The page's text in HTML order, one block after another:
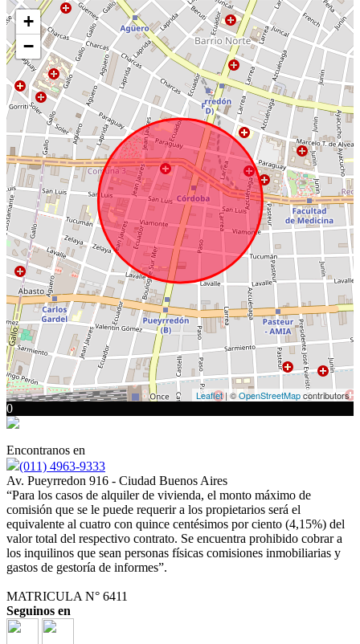
+
−
Leaflet| ©OpenStreetMapcontributors
0
Encontranos en
(011) 4963-9333
Av. Pueyrredon 916 - Ciudad Buenos Aires
“Para los casos de alquiler de vivienda, el monto máximo de
comisión que se le puede requerir a los propietarios será el
equivalente al cuatro con quince centésimos por ciento (4,15%) del
valor total del respectivo contrato. Se encuentra prohibido cobrar a
los inquilinos que sean personas físicas comisiones inmobiliarias y
gastos de gestoría de informes”.
MATRICULA N° 6411
Seguinos en